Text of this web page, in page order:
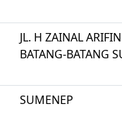
JL. H ZAINAL
BATANG-BATANG
SUMENEP